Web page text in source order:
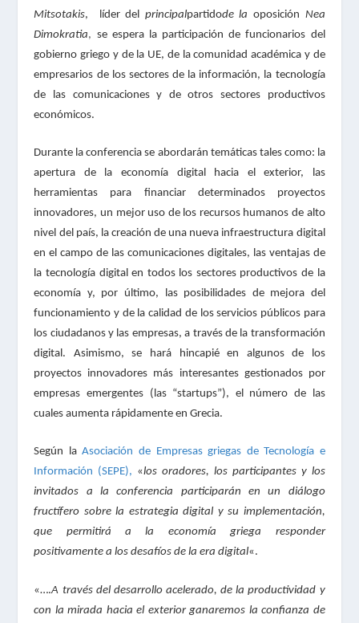
Mitsotakis, líder del principalpartidode laoposición Nea
Dimokratia, se espera la participación de funcionarios del
gobierno griego y de la UE, de la comunidad académica y de
empresarios de los sectores de la información, la tecnología
de las comunicaciones y de otros sectores productivos
económicos.
Durante la conferencia se abordarán temáticas tales como: la
apertura de la economía digital hacia el exterior, las
herramientas para financiar determinados proyectos
innovadores, un mejor uso de los recursos humanos de alto
nivel del país, la creación de una nueva infraestructura digital
en el campo de las comunicaciones digitales, las ventajas de
la tecnología digital en todos los sectores productivos de la
economía y, por último, las posibilidades de mejora del
funcionamiento y de la calidad de los servicios públicos para
los ciudadanos y las empresas, a través de la transformación
digital. Asimismo, se hará hincapié en algunos de los
proyectos innovadores más interesantes gestionados por
empresas emergentes (las “startups”), el número de las
cuales aumenta rápidamente en Grecia.
Según laAsociación de Empresas griegas de Tecnología e
Información (SEPE), «los oradores, los participantes y los
invitados a la conferencia participarán en un diálogo
fructífero sobre la estrategia digital y su implementación,
que permitirá a la economía griega responder
positivamente a los desafíos de la era digital«.
«….A través del desarrollo acelerado, de la productividad y
con la mirada hacia el exterior ganaremos la confianza de